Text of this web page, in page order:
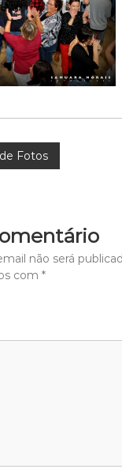
Fotos
não será
com *